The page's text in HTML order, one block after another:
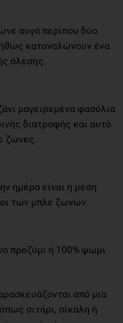
αυγά περίπου δύο
καταναλώνουν ένα
άλεσης.
μαγειρεμένα φασόλια
διατροφής και αυτό
ζώνες.
ημέρα είναι η μέση
των μπλε ζωνών.
προζύμι ή 100% ψωμί
από μια
σιτάρι, σίκαλη ή